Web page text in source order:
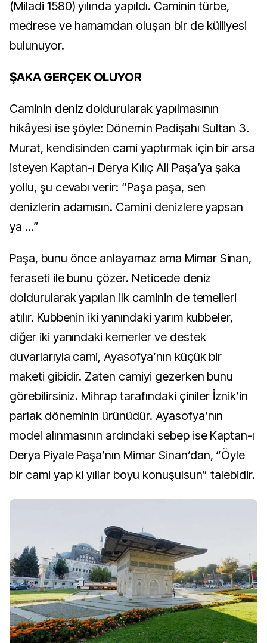
(Miladi 1580) yılında yapıldı. Caminin türbe,
medrese ve hamamdan oluşan bir de külliyesi
bulunuyor.
ŞAKA GERÇEK OLUYOR
Caminin deniz doldurularak yapılmasının
hikâyesi ise şöyle: Dönemin Padişahı Sultan 3.
Murat, kendisinden cami yaptırmak için bir arsa
isteyen Kaptan-ı Derya Kılıç Ali Paşa’ya şaka
yollu, şu cevabı verir: “Paşa paşa, sen
denizlerin adamısın. Camini denizlere yapsan
ya …”
Paşa, bunu önce anlayamaz ama Mimar Sinan,
feraseti ile bunu çözer. Neticede deniz
doldurularak yapılan ilk caminin de temelleri
atılır. Kubbenin iki yanındaki yarım kubbeler,
diğer iki yanındaki kemerler ve destek
duvarlarıyla cami, Ayasofya’nın küçük bir
maketi gibidir. Zaten camiyi gezerken bunu
görebilirsiniz. Mihrap tarafındaki çiniler İznik’in
parlak döneminin ürünüdür. Ayasofya’nın
model alınmasının ardındaki sebep ise Kaptan-ı
Derya Piyale Paşa’nın Mimar Sinan’dan, “Öyle
bir cami yap ki yıllar boyu konuşulsun” talebidir.